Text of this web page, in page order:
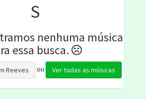
S
nenhuma música
essa busca.
Reeves ou Ver todas as músicas